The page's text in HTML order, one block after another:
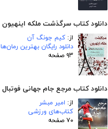
دانلود کتاب سرگذشت ملکه اینهیون
از: کیم جونگ آن
دانلود رایگان بهترین رمان‌ها
۹۳ صفحه
دانلود کتاب مرجع جام جهانی فوتبال
از: امیر مبشر
کتاب‌های ورزشی
۷۰ صفحه